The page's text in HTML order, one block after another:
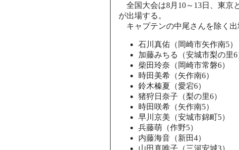
全国大会は8月10～13日、東京
が出場する。
キャプテンの中尾さんを除く出
石川真佑（岡崎市矢作南5）
加藤みちる（安城市梨の里6
柴田玲奈（岡崎市常磐6）
時田美希（矢作南6）
鈴木榛夏（愛宕6）
猪狩日奈子（梨の里6）
時田咲希（矢作南5）
早川京美（安城市錦町5）
兵藤萌（作野5）
内藤海音（新田4）